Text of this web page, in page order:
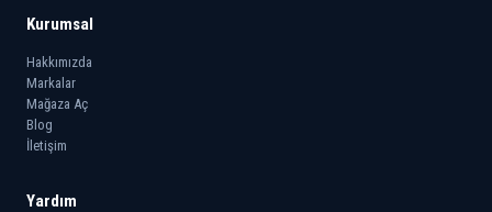
Kurumsal
Hakkımızda
Markalar
Mağaza Aç
Blog
İletişim
Yardım